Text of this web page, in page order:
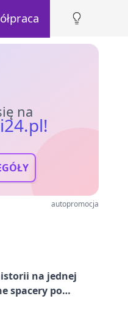
na
autopromocja
na jednej
spacery po